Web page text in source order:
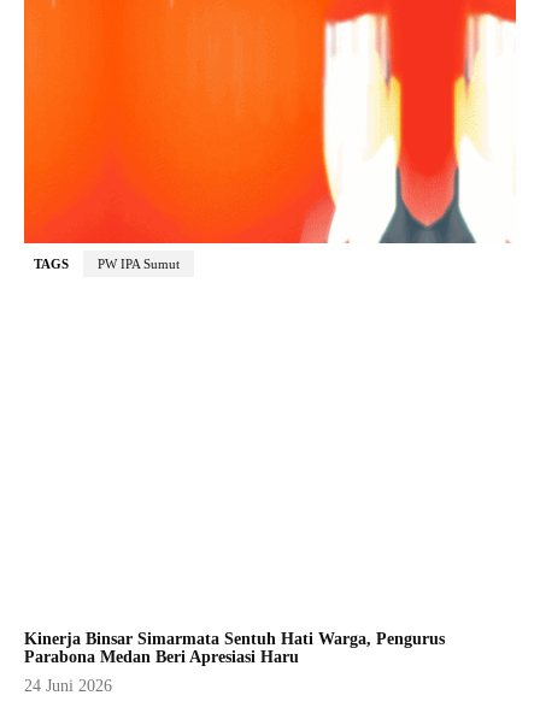
TAGS PW IPA Sumut
Kinerja Binsar Simarmata Sentuh Hati Warga, Pengurus
Parabona Medan Beri Apresiasi Haru
24 Juni 2026